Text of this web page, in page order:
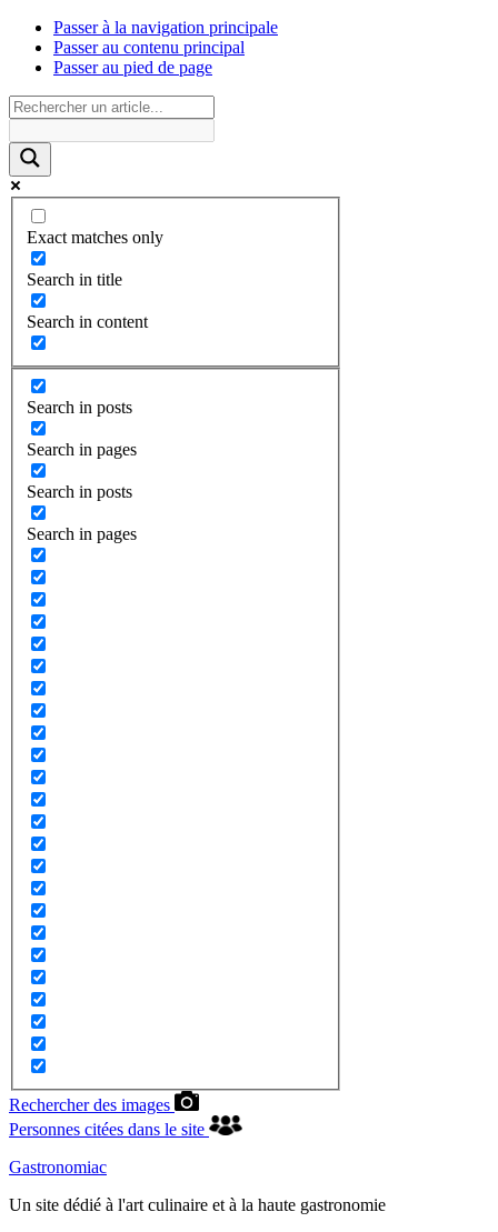
Passer à la navigation principale
Passer au contenu principal
Passer au pied de page
Exact matches only
Search in title
Search in content
Search in posts
Search in pages
Search in posts
Search in pages
Rechercher des images
Personnes citées dans le site
Gastronomiac
Un site dédié à l'art culinaire et à la haute gastronomie